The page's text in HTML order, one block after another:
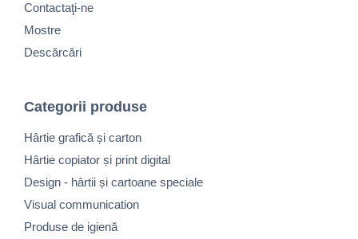
Contactaţi-ne
Mostre
Descărcări
Categorii produse
Hârtie grafică și carton
Hârtie copiator și print digital
Design - hârtii și cartoane speciale
Visual communication
Produse de igienă